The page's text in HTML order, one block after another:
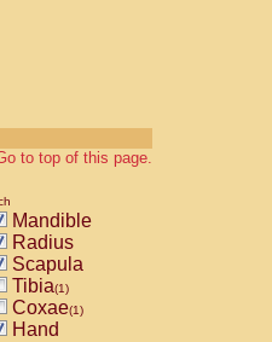
to top of this page.
Mandible
Radius
Scapula
Tibia(1)
Coxae(1)
Hand